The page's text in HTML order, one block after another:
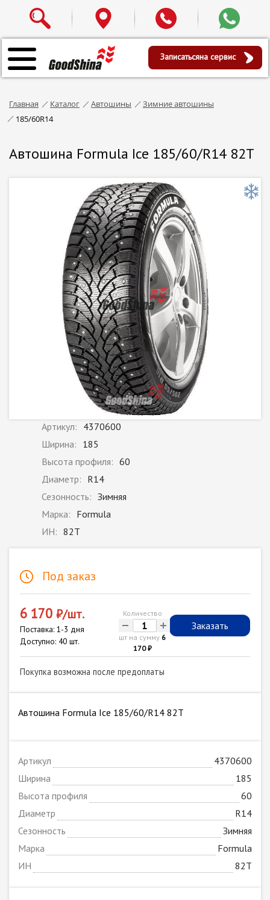
Записатьсяна сервис
Главная Каталог Автошины
Зимние автошины
185/60R14
Автошина Formula Ice 185/60/R14 82T
Артикул: 4370600
Ширина: 185
Высота профиля: 60
Диаметр: R14
Сезонность: Зимняя
Марка: Formula
ИН: 82T
Под заказ
6 170 ₽/шт.
Поставка: 1-3 дня
Доступно: 40 шт.
Количество
- +
шт на сумму 6
170 ₽
Заказать
Покупка возможна после предоплаты
Автошина Formula Ice 185/60/R14 82T
Артикул
4370600
Ширина
185
Высота профиля
60
Диаметр
R14
Сезонность
Зимняя
Марка
Formula
ИН
82T